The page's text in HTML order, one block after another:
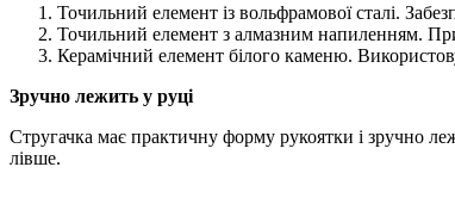
Точильний елемент із вольфрамової сталі.
Точильний елемент з алмазним напиленням.
Керамічний елемент білого каменю.
Зручно лежить у руці
Стругачка має практичну форму рукоятки і зручно
лівше.